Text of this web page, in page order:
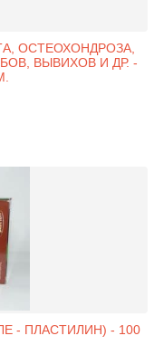
ОСТЕОХОНДРОЗА,
ВЫВИХОВ И ДР. -
- ПЛАСТИЛИН) - 100